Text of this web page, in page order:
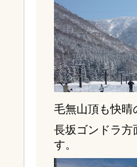
毛無山頂も快晴
長坂ゴンドラ方
す。